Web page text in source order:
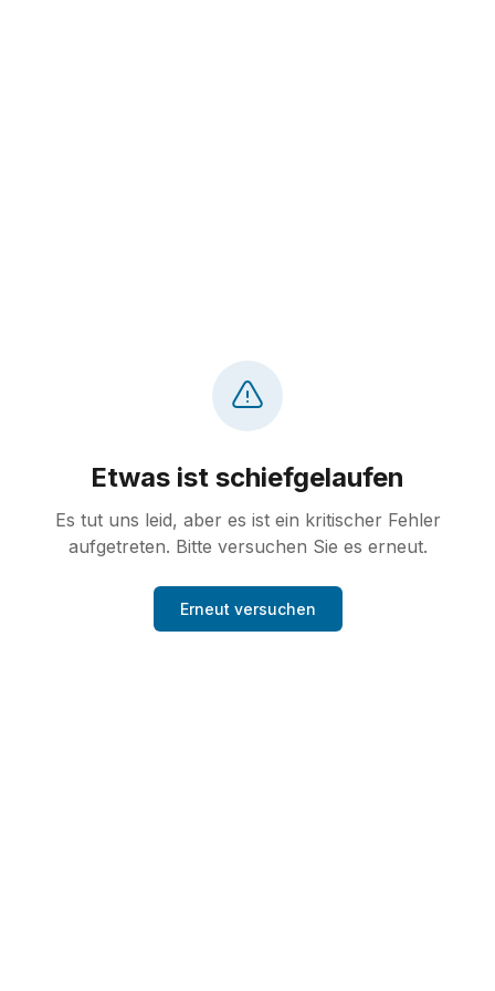
Etwas ist schiefgelaufen
Es tut uns leid, aber es ist ein kritischer Fehler
aufgetreten. Bitte versuchen Sie es erneut.
Erneut versuchen